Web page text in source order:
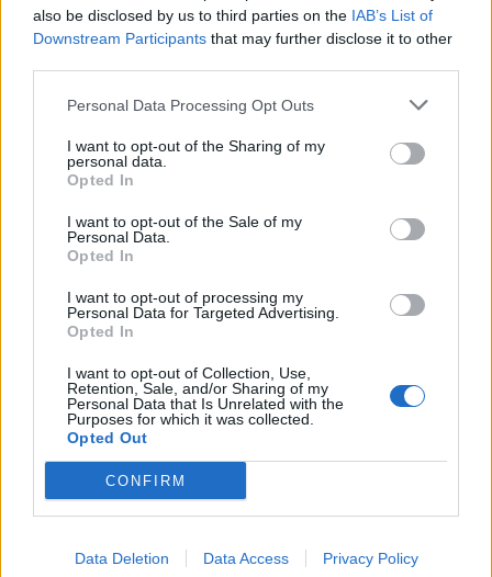
also be disclosed by us to third parties on the IAB’s List of
Downstream Participants that may further disclose it to other
Personal Data Processing Opt Outs
I want to opt-out of the Sharing of my
personal data.
Opted In
I want to opt-out of the Sale of my
Personal Data.
Opted In
I want to opt-out of processing my
Personal Data for Targeted Advertising.
Opted In
I want to opt-out of Collection, Use,
Retention, Sale, and/or Sharing of my
Personal Data that Is Unrelated with the
Purposes for which it was collected.
Opted Out
CONFIRM
Data Deletion Data Access Privacy Policy
Cinéma Paradisio - Les Rencontres du
Chaque année, l'Association Cinéma Paradisio invite
les Toulousains à découvrir le meilleur du cinéma
autour du 7ème Art contemporain.